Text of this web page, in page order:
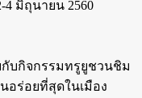
มิถุนายน 2560
บกิจกรรมทรูยูชวนชิม
ร่อยที่สุดในเมือง